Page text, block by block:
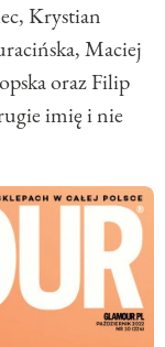
Krystian
Maciej
oraz Filip
imię i nie